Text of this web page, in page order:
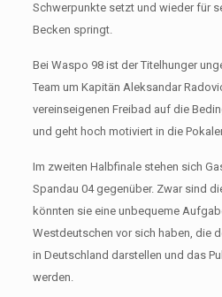
Schwerpunkte setzt und wieder für
Becken springt.
Bei Waspo 98 ist der Titelhunger
Team um Kapitän Aleksandar
vereinseigenen Freibad auf die
und geht hoch motiviert in die
Im zweiten Halbfinale stehen sich
Spandau 04 gegenüber. Zwar sind
könnten sie eine unbequeme
Westdeutschen vor sich haben, die
in Deutschland darstellen und das
werden.